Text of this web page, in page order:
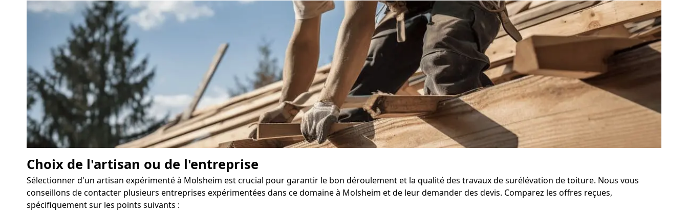
Choix de l'artisan ou de l'entreprise
Sélectionner d'un artisan expérimenté à Molsheim est crucial pour garantir le bon déroulement et la qualité des travaux de surélévation de toiture. Nous vous
conseillons de contacter plusieurs entreprises expérimentées dans ce domaine à Molsheim et de leur demander des devis. Comparez les offres reçues,
spécifiquement sur les points suivants :